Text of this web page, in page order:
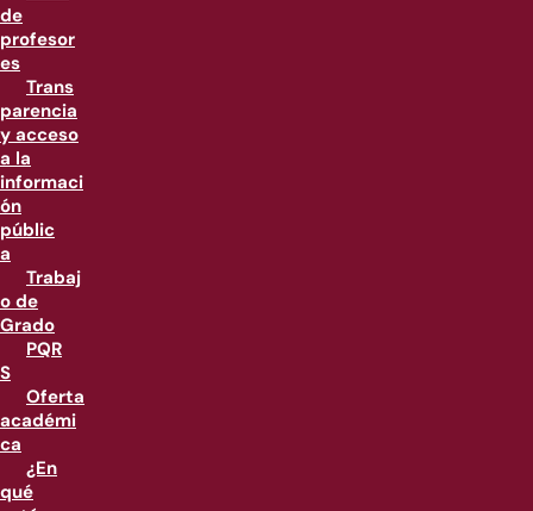
de
profesor
es
Trans
parencia
y acceso
a la
informaci
ón
públic
a
Trabaj
o de
Grado
PQR
S
Oferta
académi
ca
¿En
qué